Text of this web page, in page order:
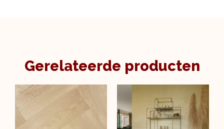
Gerelateerde producten